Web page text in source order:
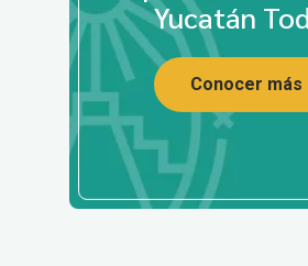
Yucatán
Conocer más